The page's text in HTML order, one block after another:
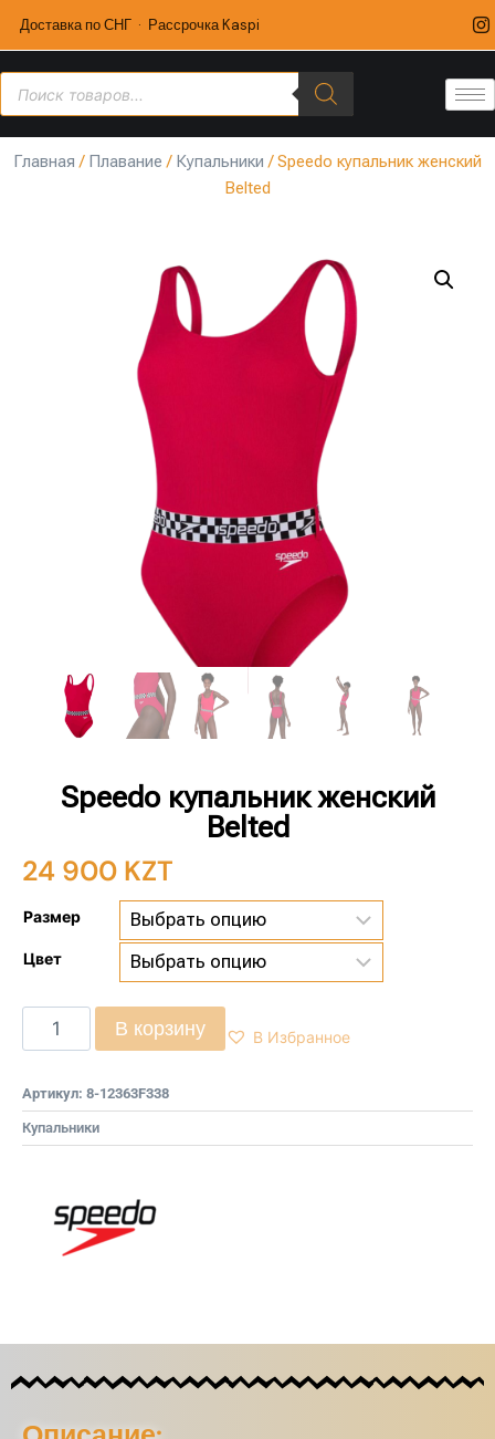
Доставка по СНГ · Рассрочка Kaspi
Главная / Плавание / Купальники / Speedo купальник женский
Belted
Speedo купальник женский
Belted
24 900 KZT
Размер
Цвет
В корзину В Избранное
Артикул: 8-12363F338
Купальники